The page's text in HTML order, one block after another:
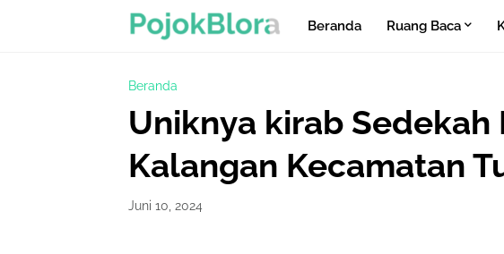
Beranda Ruang Baca
Beranda
Uniknya kirab Sedekah
Kalangan Kecamatan
Juni 10, 2024